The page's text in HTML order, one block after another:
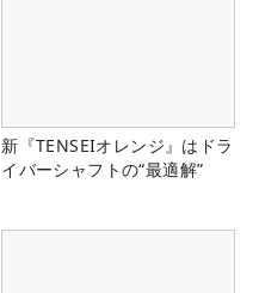
新『TENSEIオレンジ』はドラ
イバーシャフトの“最適解”